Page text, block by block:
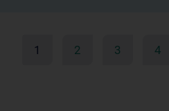
1 2 3 4